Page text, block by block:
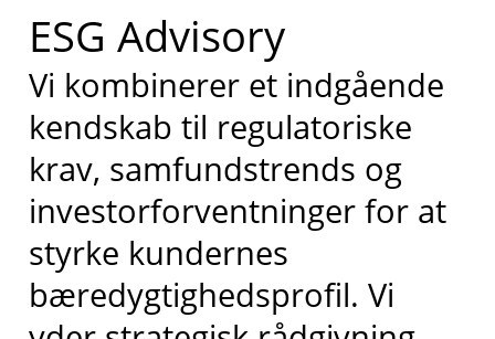
ESG Advisory
Vi kombinerer et indgående
kendskab til regulatoriske
krav, samfundstrends og
investorforventninger for at
styrke kundernes
bæredygtighedsprofil. Vi